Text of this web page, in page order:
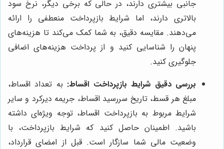
جانبی بیشتری دارند، در حالی که برخی دیگر، نرخ سود
بالاتری دارند، اما شرایط بازپرداخت منعطفی را ارائه
می‌دهند. مقایسه دقیق، به شما کمک می‌کند تا هزینه‌های
پنهان را شناسایی کنید و از پرداخت هزینه‌های اضافی
جلوگیری کنید.
بررسی دقیق شرایط بازپرداخت اقساط: به تعداد اقساط،
مبلغ هر قسط، تاریخ سررسید اقساط، جریمه دیرکرد و سایر
شرایط مربوط به بازپرداخت اقساط، توجه ویژه‌ای داشته
باشید. اطمینان حاصل کنید که شرایط بازپرداخت، با
وضعیت مالی شما سازگار است. قبل از امضای قرارداد،